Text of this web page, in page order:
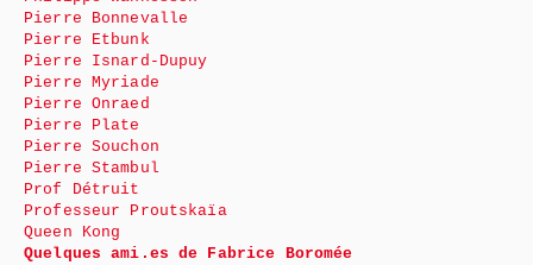
Pierre Bonnevalle
Pierre Etbunk
Pierre Isnard-Dupuy
Pierre Myriade
Pierre Onraed
Pierre Plate
Pierre Souchon
Pierre Stambul
Prof Détruit
Professeur Proutskaïa
Queen Kong
Quelques ami.es de Fabrice Boromée